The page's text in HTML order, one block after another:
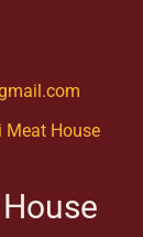
Meat House